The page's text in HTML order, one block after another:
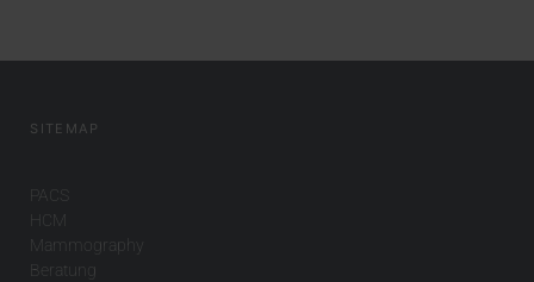
SITEMAP
PACS
HCM
Mammography
Beratung